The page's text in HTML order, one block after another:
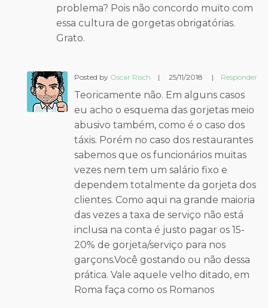
problema? Pois não concordo muito com
essa cultura de gorgetas obrigatórias.
Grato.
Posted by Oscar Risch | 25/11/2018 | Responder
Teoricamente não. Em alguns casos
eu acho o esquema das gorjetas meio
abusivo também, como é o caso dos
táxis. Porém no caso dos restaurantes
sabemos que os funcionários muitas
vezes nem tem um salário fixo e
dependem totalmente da gorjeta dos
clientes. Como aqui na grande maioria
das vezes a taxa de serviço não está
inclusa na conta é justo pagar os 15-
20% de gorjeta/serviço para nos
garçons.Você gostando ou não dessa
prática. Vale aquele velho ditado, em
Roma faça como os Romanos